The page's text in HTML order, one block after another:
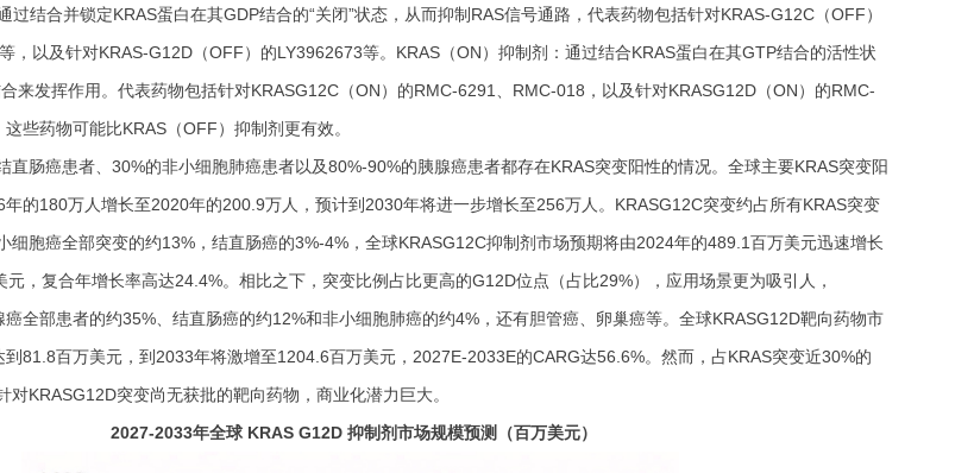
过结合并锁定KRAS蛋白在其GDP结合的“关闭”状态，从而抑制RAS信号通路，代表药物包括针对KRAS-G12C（OFF）
，以及针对KRAS-G12D（OFF）的LY3962673等。KRAS（ON）抑制剂：通过结合KRAS蛋白在其GTP结合的活性状
来发挥作用。代表药物包括针对KRASG12C（ON）的RMC-6291、RMC-018，以及针对KRASG12D（ON）的RMC-
些药物可能比KRAS（OFF）抑制剂更有效。
直肠癌患者、30%的非小细胞肺癌患者以及80%-90%的胰腺癌患者都存在KRAS突变阳性的情况。全球主要KRAS突变阳
的180万人增长至2020年的200.9万人，预计到2030年将进一步增长至256万人。KRASG12C突变约占所有KRAS突变
细胞癌全部突变的约13%，结直肠癌的3%-4%，全球KRASG12C抑制剂市场预期将由2024年的489.1百万美元迅速增长
，复合年增长率高达24.4%。相比之下，突变比例占比更高的G12D位点（占比29%），应用场景更为吸引人，
癌全部患者的约35%、结直肠癌的约12%和非小细胞肺癌的约4%，还有胆管癌、卵巢癌等。全球KRASG12D靶向药物市
81.8百万美元，到2033年将激增至1204.6百万美元，2027E-2033E的CARG达56.6%。然而，占KRAS突变近30%的
对KRASG12D突变尚无获批的靶向药物，商业化潜力巨大。
2027-2033年全球 KRAS G12D 抑制剂市场规模预测 （百万美元）